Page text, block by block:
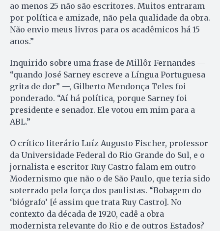
ao menos 25 não são escritores. Muitos entraram
por política e amizade, não pela qualidade da obra.
Não envio meus livros para os acadêmicos há 15
anos.”
Inquirido sobre uma frase de Millôr Fernandes —
“quando José Sarney escreve a Língua Portuguesa
grita de dor” —, Gilberto Mendonça Teles foi
ponderado. “Aí há política, porque Sarney foi
presidente e senador. Ele votou em mim para a
ABL.”
O crítico literário Luíz Augusto Fischer, professor
da Universidade Federal do Rio Grande do Sul, e o
jornalista e escritor Ruy Castro falam em outro
Modernismo que não o de São Paulo, que teria sido
soterrado pela força dos paulistas. “Bobagem do
‘biógrafo’ [é assim que trata Ruy Castro]. No
contexto da década de 1920, cadê a obra
modernista relevante do Rio e de outros Estados?